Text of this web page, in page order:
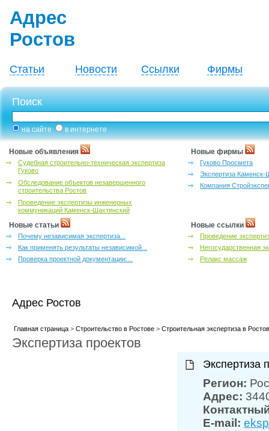
Адрес
Ростов
Статьи Новости Ссылки Фирмы
Поиск
на сайте в интернете
Новые объявления
Судебная строительно-техническая экспертиза
Гуково
Обследование объектов незавершенного
строительства Ростов
Проведение экспертизы инженерных
коммуникаций Каменск-Шахтинский
Новые фирмы
Гуково Просмета
Экспертиза Каменск-
Компания
Новые статьи
Почему независимая экспертиза...
Как применять результаты независимой...
Проверка проектной документации:...
Новые ссылки
Проведение
Негосударственная
Релакс массаж
Адрес Ростов
Главная страница> Строительство в Ростове> Строительная экспертиза в
Экспертиза проектов
Экспертиза
Регион:
Адрес:
E-mail: